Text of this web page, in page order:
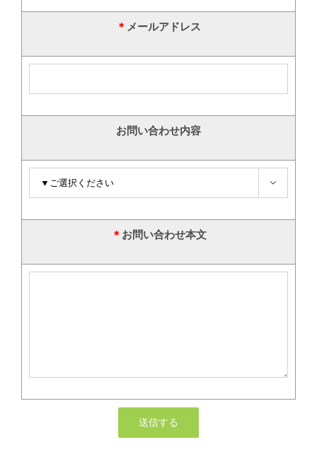
＊ メールアドレス
お問い合わせ内容

＊ お問い合わせ本文